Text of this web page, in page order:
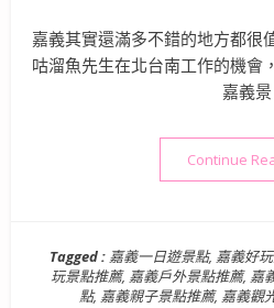
嘉義其實還滿多不錯的地方都很
咕溜魚先生在北台南工作的機會
嘉義景
Continue
Tagged : 嘉義一日遊景點, 嘉義好
玩景點推薦, 嘉義戶外景點推薦, 嘉
點, 嘉義親子景點推薦, 嘉義觀